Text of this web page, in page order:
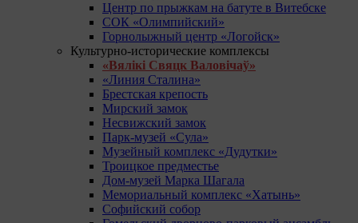
Центр по прыжкам на батуте в Витебске
СОК «Олимпийский»
Горнолыжный центр «Логойск»
Культурно-исторические комплексы
«Вялікі Свяцк Валовічаў»
«Линия Сталина»
Брестская крепость
Мирский замок
Несвижский замок
Парк-музей «Сула»
Музейный комплекс «Дудутки»
Троицкое предместье
Дом-музей Марка Шагала
Мемориальный комплекс «Хатынь»
Софийский собор